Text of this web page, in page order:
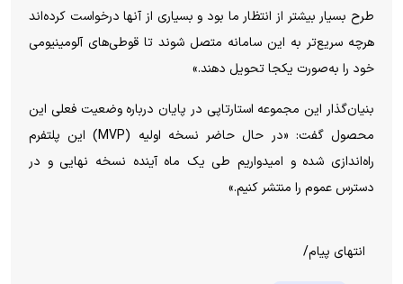
طرح بسیار بیشتر از انتظار ما بود و بسیاری از آنها درخواست کرده‌اند
هرچه سریع‌تر به این سامانه متصل شوند تا قوطی‌های آلومینیومی
خود را به‌صورت یکجا تحویل دهند.»
بنیان‌گذار این مجموعه استارتاپی در پایان درباره وضعیت فعلی این
محصول گفت: «در حال حاضر نسخه اولیه (MVP) این پلتفرم
راه‌اندازی شده و امیدواریم طی یک ماه آینده نسخه نهایی و در
دسترس عموم را منتشر کنیم.»
انتهای پیام/